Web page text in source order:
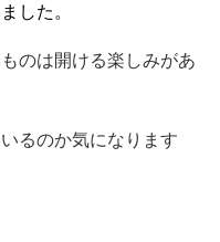
した。
のは開ける楽しみがあ
るのか気になります